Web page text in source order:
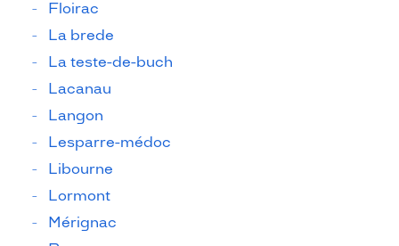
Floirac
La brede
La teste-de-buch
Lacanau
Langon
Lesparre-médoc
Libourne
Lormont
Mérignac